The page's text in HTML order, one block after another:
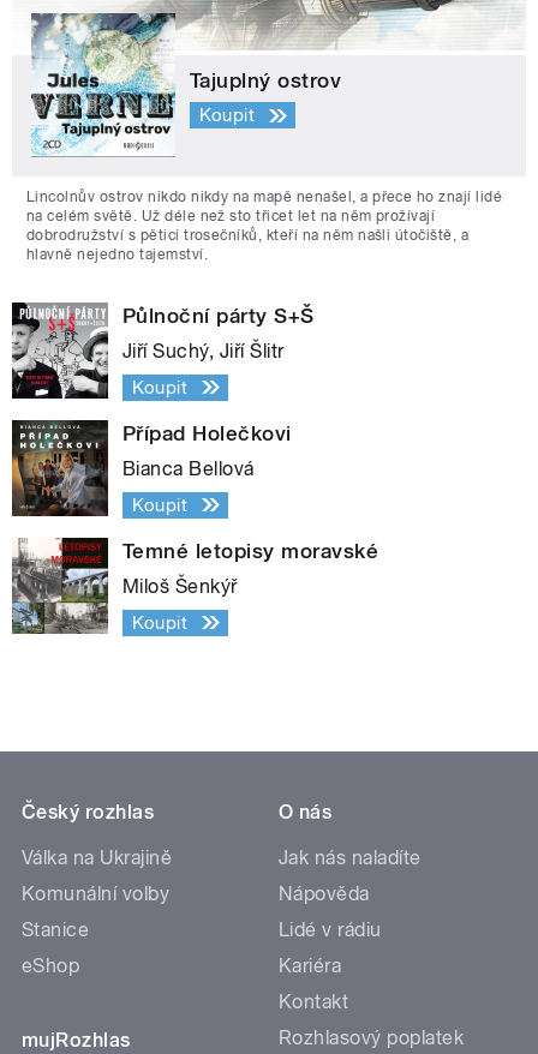
Tajuplný ostrov
Koupit
Lincolnův ostrov nikdo nikdy na mapě nenašel, a přece ho znají lidé
na celém světě. Už déle než sto třicet let na něm prožívají
dobrodružství s pěticí trosečníků, kteří na něm našli útočiště, a
hlavně nejedno tajemství.
Půlnoční párty S+Š
Jiří Suchý, Jiří Šlitr
Koupit
Případ Holečkovi
Bianca Bellová
Koupit
Temné letopisy moravské
Miloš Šenkýř
Koupit
Český rozhlas
Válka na Ukrajině
Komunální volby
Stanice
eShop
mujRozhlas
O nás
Jak nás naladíte
Nápověda
Lidé v rádiu
Kariéra
Kontakt
Rozhlasový poplatek